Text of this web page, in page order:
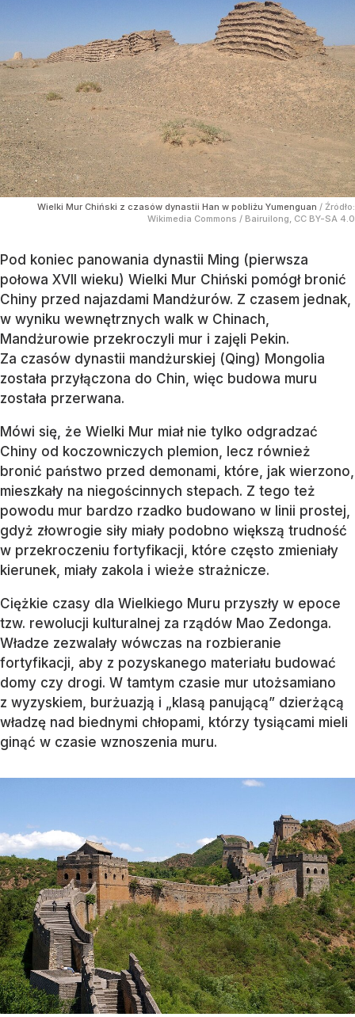
Wielki Mur Chiński z czasów dynastii Han w pobliżu Yumenguan / Źródło:
Wikimedia Commons / Bairuilong, CC BY-SA 4.0
Pod koniec panowania dynastii Ming (pierwsza
połowa XVII wieku) Wielki Mur Chiński pomógł bronić
Chiny przed najazdami Mandżurów. Z czasem jednak,
w wyniku wewnętrznych walk w Chinach,
Mandżurowie przekroczyli mur i zajęli Pekin.
Za czasów dynastii mandżurskiej (Qing) Mongolia
została przyłączona do Chin, więc budowa muru
została przerwana.
Mówi się, że Wielki Mur miał nie tylko odgradzać
Chiny od koczowniczych plemion, lecz również
bronić państwo przed demonami, które, jak wierzono,
mieszkały na niegościnnych stepach. Z tego też
powodu mur bardzo rzadko budowano w linii prostej,
gdyż złowrogie siły miały podobno większą trudność
w przekroczeniu fortyfikacji, które często zmieniały
kierunek, miały zakola i wieże strażnicze.
Ciężkie czasy dla Wielkiego Muru przyszły w epoce
tzw. rewolucji kulturalnej za rządów Mao Zedonga.
Władze zezwalały wówczas na rozbieranie
fortyfikacji, aby z pozyskanego materiału budować
domy czy drogi. W tamtym czasie mur utożsamiano
z wyzyskiem, burżuazją i „klasą panującą” dzierżącą
władzę nad biednymi chłopami, którzy tysiącami mieli
ginąć w czasie wznoszenia muru.